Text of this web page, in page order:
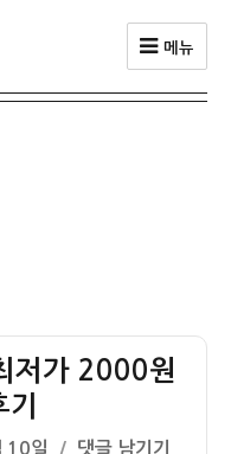
메뉴
저가 2000원
10일
[다
댓글 남기기